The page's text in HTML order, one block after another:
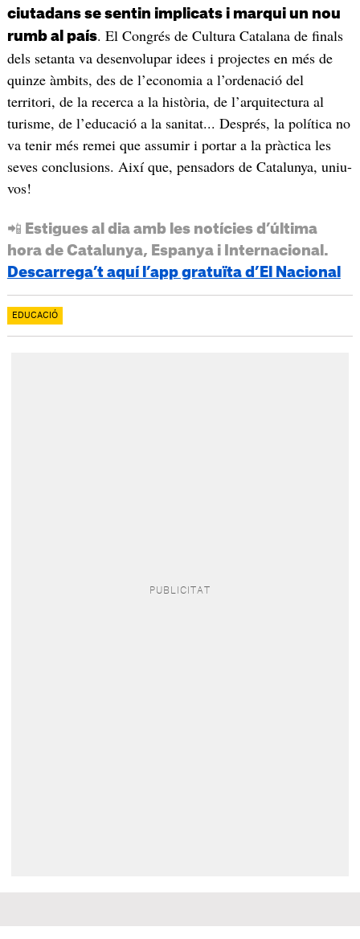
ciutadans se sentin implicats i marqui un nou
rumb al país. El Congrés de Cultura Catalana de finals
dels setanta va desenvolupar idees i projectes en més de
quinze àmbits, des de l’economia a l’ordenació del
territori, de la recerca a la història, de l’arquitectura al
turisme, de l’educació a la sanitat... Després, la política no
va tenir més remei que assumir i portar a la pràctica les
seves conclusions. Així que, pensadors de Catalunya, uniu-
vos!
📲 Estigues al dia amb les notícies d’última
hora de Catalunya, Espanya i Internacional.
Descarrega’t aquí l’app gratuïta d’El Nacional
EDUCACIÓ